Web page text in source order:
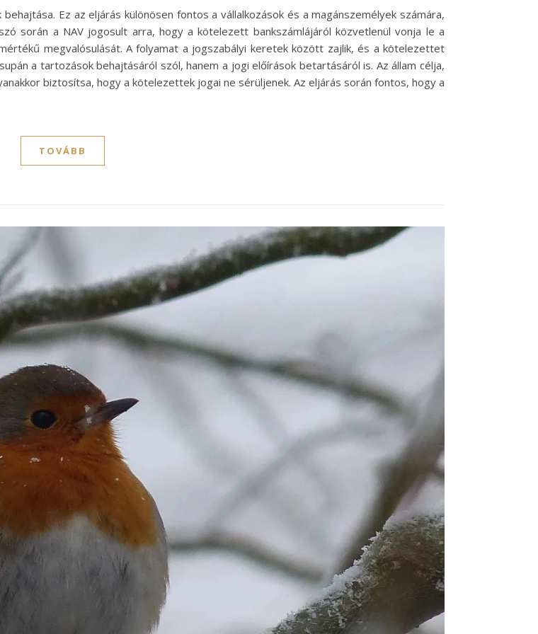
Ez az eljárás különösen fontos a vállalkozások és a magánszemélyek számára,
során a NAV jogosult arra, hogy a kötelezett bankszámlájáról közvetlenül vonja le a
megvalósulását. A folyamat a jogszabályi keretek között zajlik, és a kötelezettet
a tartozások behajtásáról szól, hanem a jogi előírások betartásáról is. Az állam célja,
biztosítsa, hogy a kötelezettek jogai ne sérüljenek. Az eljárás során fontos, hogy a
TOVÁBB